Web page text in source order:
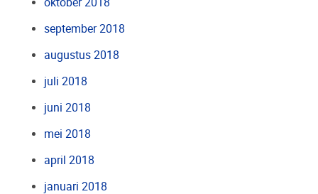
september 2018
augustus 2018
juli 2018
juni 2018
mei 2018
april 2018
januari 2018